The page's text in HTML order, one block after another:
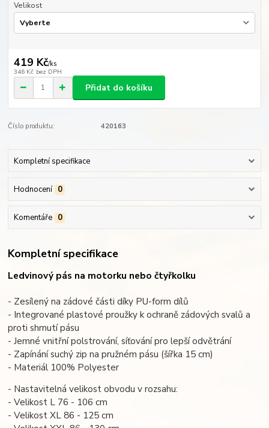
Velikost
419 Kč/ks
346 Kč bez DPH
Přidat do košíku
Číslo produktu: 420163
Kompletní specifikace
Hodnocení 0
Komentáře 0
Kompletní specifikace
Ledvinový pás na motorku nebo čtyřkolku
- Zesílený na zádové části díky PU-form dílů
- Integrované plastové proužky k ochraně zádových svalů a
proti shrnutí pásu
- Jemné vnitřní polstrování, síťování pro lepší odvětrání
- Zapínání suchý zip na pružném pásu (šířka 15 cm)
- Materiál 100% Polyester
- Nastavitelná velikost obvodu v rozsahu:
- Velikost L 76 - 106 cm
- Velikost XL 86 - 125 cm